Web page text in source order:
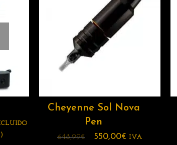
Cheyenne Sol Nova
Pen
648,99€ 550,00€ IVA